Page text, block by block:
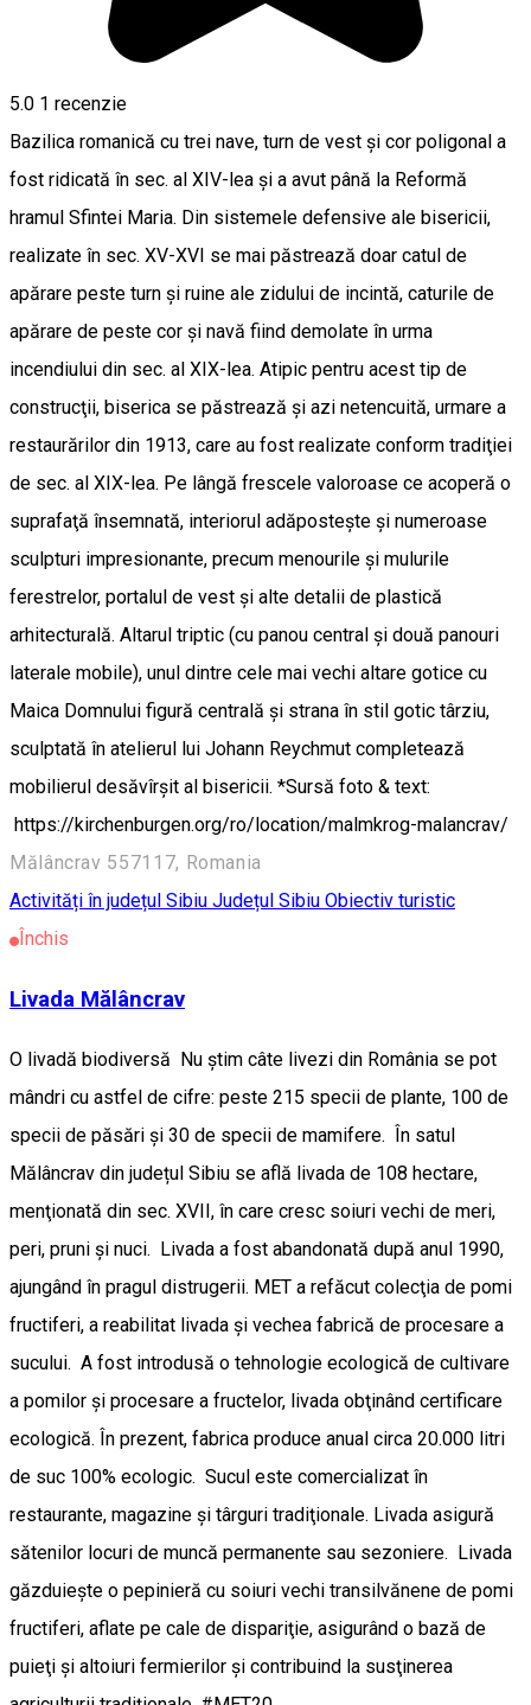
5.0 1 recenzie
Bazilica romanică cu trei nave, turn de vest şi cor poligonal a
fost ridicată în sec. al XIV-lea şi a avut până la Reformă
hramul Sfintei Maria. Din sistemele defensive ale bisericii,
realizate în sec. XV-XVI se mai păstrează doar catul de
apărare peste turn şi ruine ale zidului de incintă, caturile de
apărare de peste cor şi navă fiind demolate în urma
incendiului din sec. al XIX-lea. Atipic pentru acest tip de
construcţii, biserica se păstrează şi azi netencuită, urmare a
restaurărilor din 1913, care au fost realizate conform tradiţiei
de sec. al XIX-lea. Pe lângă frescele valoroase ce acoperă o
suprafaţă însemnată, interiorul adăposteşte şi numeroase
sculpturi impresionante, precum menourile şi mulurile
ferestrelor, portalul de vest şi alte detalii de plastică
arhitecturală. Altarul triptic (cu panou central şi două panouri
laterale mobile), unul dintre cele mai vechi altare gotice cu
Maica Domnului figură centrală şi strana în stil gotic târziu,
sculptată în atelierul lui Johann Reychmut completează
mobilierul desăvîrşit al bisericii. *Sursă foto & text:
https://kirchenburgen.org/ro/location/malmkrog-malancrav/
Mălâncrav 557117, Romania
Activități în județul Sibiu Județul Sibiu Obiectiv turistic
Închis
Livada Mălâncrav
O livadă biodiversă Nu știm câte livezi din România se pot
mândri cu astfel de cifre: peste 215 specii de plante, 100 de
specii de păsări şi 30 de specii de mamifere. În satul
Mălâncrav din județul Sibiu se află livada de 108 hectare,
menţionată din sec. XVII, în care cresc soiuri vechi de meri,
peri, pruni şi nuci. Livada a fost abandonată după anul 1990,
ajungând în pragul distrugerii. MET a refăcut colecţia de pomi
fructiferi, a reabilitat livada şi vechea fabrică de procesare a
sucului. A fost introdusă o tehnologie ecologică de cultivare
a pomilor şi procesare a fructelor, livada obţinând certificare
ecologică. În prezent, fabrica produce anual circa 20.000 litri
de suc 100% ecologic. Sucul este comercializat în
restaurante, magazine și târguri tradiţionale. Livada asigură
sătenilor locuri de muncă permanente sau sezoniere. Livada
găzduiește o pepinieră cu soiuri vechi transilvănene de pomi
fructiferi, aflate pe cale de dispariţie, asigurând o bază de
puieţi şi altoiuri fermierilor şi contribuind la susţinerea